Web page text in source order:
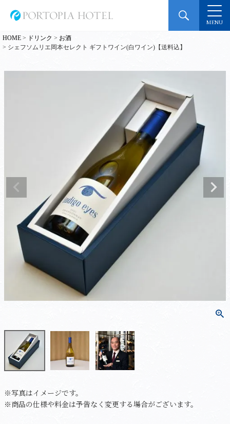
MENU
HOME ドリンク
お酒
シェフソムリエ岡本セレクト ギフトワイン(白ワイン)【送料込】
※写真はイメージです。
※商品の仕様や料金は予告なく変更する場合がございます。